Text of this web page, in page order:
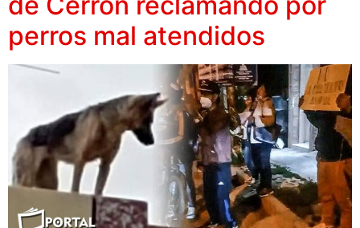
perros mal atendidos